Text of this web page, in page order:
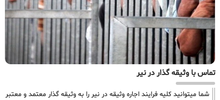
تماس با وثیقه گذار در نیر
شما میتوانید کلیه فرایند اجاره وثیقه در نیر را به وثیقه گذار معتمد و معتبر